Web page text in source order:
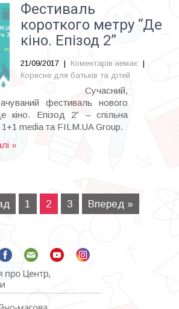
Фестиваль
короткого метру “Де
кіно. Епізод 2”
21/09/2017 | Коментарів немає |
Корисне для батьків та дітей
Сучасний,
фестиваль нового
кіно. Епізод 2” – спільна
1+1 media та FILM.UA Group.
»
1 2 3 Вперед »